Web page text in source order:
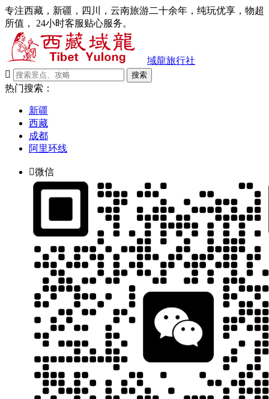
专注西藏，新疆，四川，云南旅游二十余年，纯玩优享，物超
所值， 24小时客服贴心服务。
域龍旅行社

搜索
热门搜索：
新疆
西藏
成都
阿里环线
微信